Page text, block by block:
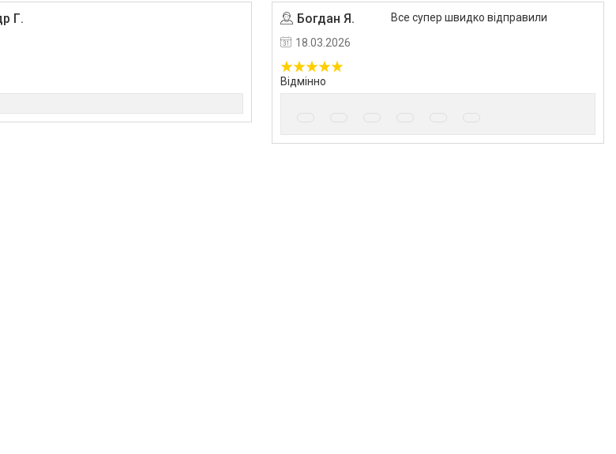
Угода на маркетплейсі Prom.ua
Г. Угода на маркетплейсі Prom.ua
Богдан Я.
18.03.2026
Відмінно
Все супер швидко відправили